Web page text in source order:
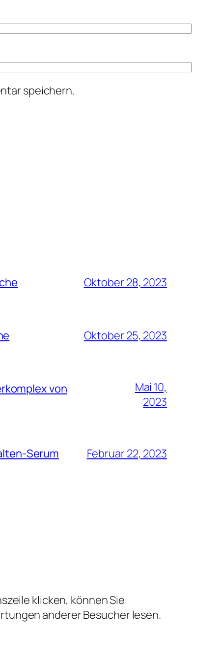
speichern.
Oktober 28, 2023
Oktober 25, 2023
von
Mai 10,
2023
Serum Februar 22, 2023
klicken, können Sie
anderer Besucher lesen.